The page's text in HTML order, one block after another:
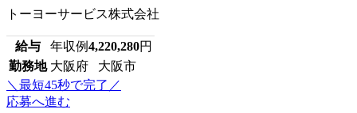
トーヨーサービス株式会社
給与 年収例4,220,280円
勤務地 大阪府 大阪市
＼最短45秒で完了／
応募へ進む